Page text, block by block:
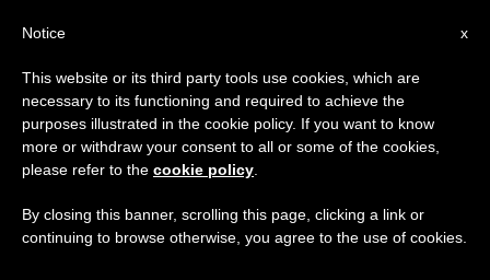
Charles Peguy: storia di un'anima
carnale
x
Notice
This website or its third party tools use cookies, which are
necessary to its functioning and required to achieve the
purposes illustrated in the cookie policy. If you want to know
more or withdraw your consent to all or some of the cookies,
please refer to the cookie policy
By closing this banner, scrolling this page, clicking a link or
continuing to browse otherwise, you agree to the use of cookies.